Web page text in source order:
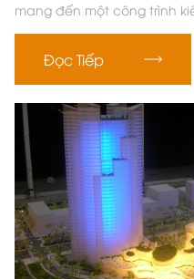
mang đến một công trình
Đọc Tiếp